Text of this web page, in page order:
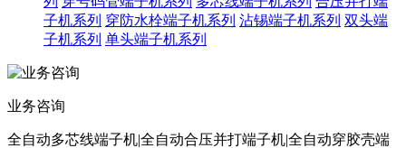
子机系列 穿防水栓端子机系列 沾锡端子机系列 双头端
子机系列 单头端子机系列
业务咨询
全自动多芯线端子机|全自动合压并打端子机|全自动穿胶壳端